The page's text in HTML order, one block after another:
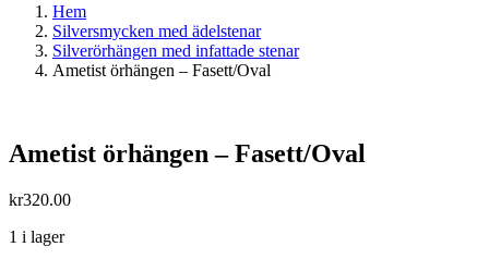
Hem
Silversmycken med ädelstenar
Silverörhängen med infattade stenar
Ametist örhängen – Fasett/Oval
Ametist örhängen – Fasett/Oval
kr320.00
1 i lager